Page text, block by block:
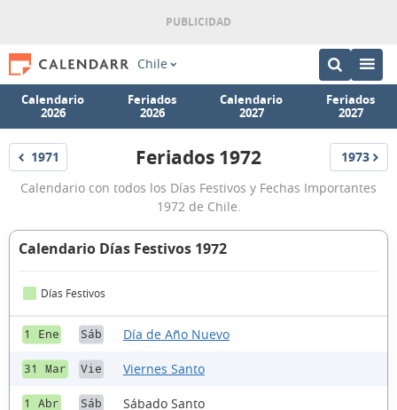
Chile
Calendario
2026
Feriados
2026
Calendario
2027
Feriados
2027
Feriados
1971
Feriados
1972
Feriados 1972 Feriados
1973
Calendario con todos los Días Festivos y Fechas Importantes
1972 de Chile.
Calendario Días Festivos 1972
Días Festivos
1 Ene Sáb Día de Año Nuevo
31 Mar Vie Viernes Santo
1 Abr Sáb Sábado Santo